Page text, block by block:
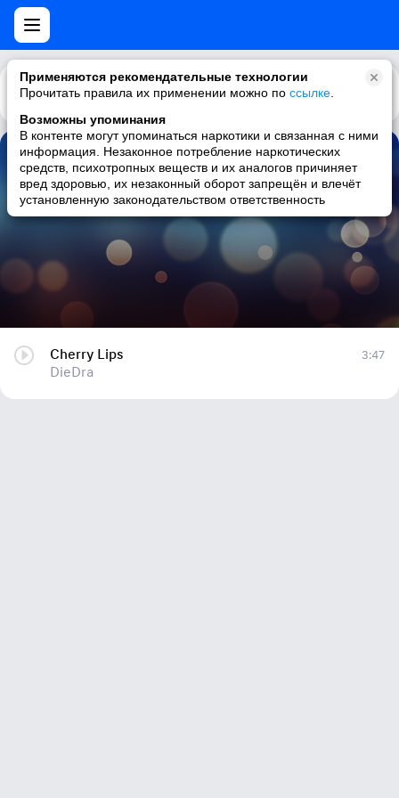
Применяются рекомендательные технологии
Прочитать правила их применении можно по ссылке
Возможны упоминания
В контенте могут упоминаться наркотики и связанная с ними
информация. Незаконное потребление наркотических
средств, психотропных веществ и их аналогов причиняет
вред здоровью, их незаконный оборот запрещён и влечёт
установленную законодательством ответственность
Каталог Рекомендации
Cherry Lips
DieDra
Cherry Lips
DieDra
3:47